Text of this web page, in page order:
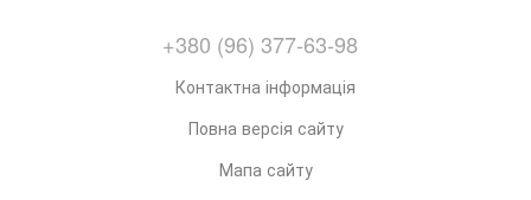
+380 (96) 377-63-98
Контактна інформація
Повна версія сайту
Мапа сайту